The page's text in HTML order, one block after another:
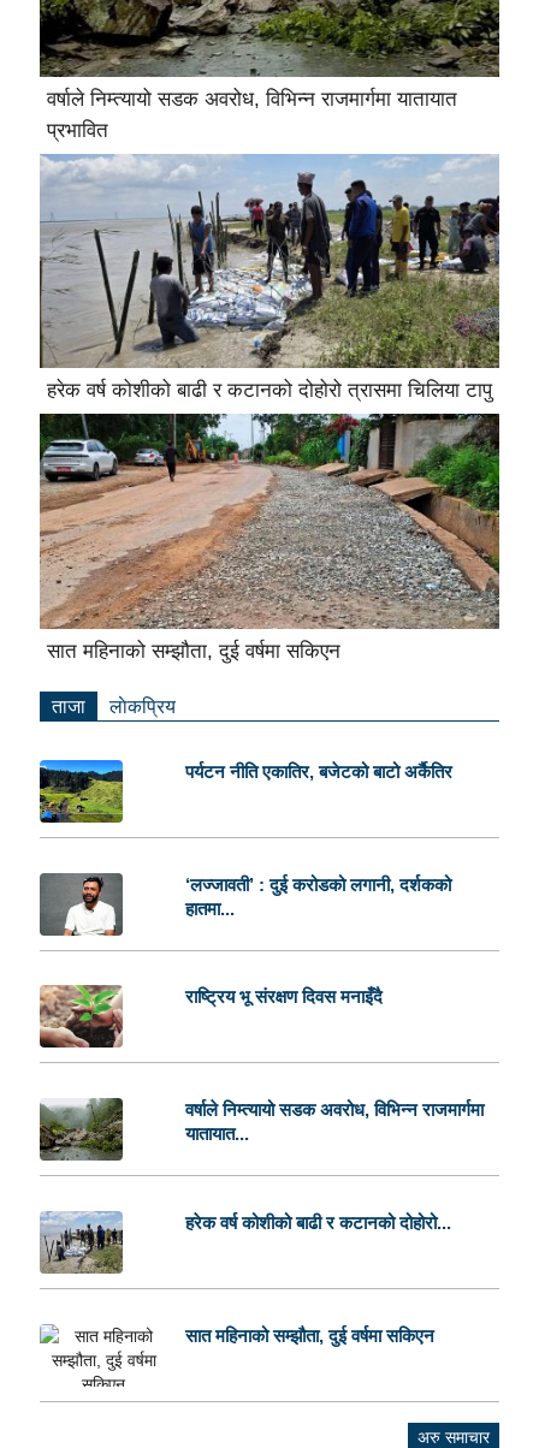
वर्षाले निम्त्यायो सडक अवरोध, विभिन्न राजमार्गमा यातायात
प्रभावित
हरेक वर्ष कोशीको बाढी र कटानको दोहोरो त्रासमा चिलिया टापु
सात महिनाको सम्झौता, दुई वर्षमा सकिएन
ताजा लाेकप्रिय
पर्यटन नीति एकातिर, बजेटको बाटो अर्कैतिर
‘लज्जावती’ : दुई करोडको लगानी, दर्शकको
हातमा...
राष्ट्रिय भू संरक्षण दिवस मनाइँदै
वर्षाले निम्त्यायो सडक अवरोध, विभिन्न राजमार्गमा
यातायात...
हरेक वर्ष कोशीको बाढी र कटानको दोहोरो...
सात महिनाको सम्झौता, दुई वर्षमा सकिएन
अरु समाचार